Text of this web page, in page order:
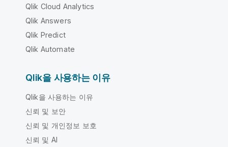
Qlik Cloud Analytics
Qlik Answers
Qlik Predict
Qlik Automate
Qlik을 사용하는 이유
Qlik을 사용하는 이유
신뢰 및 보안
신뢰 및 개인정보 보호
신뢰 및 AI